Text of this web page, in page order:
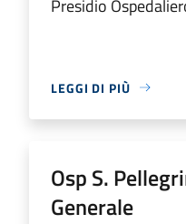
Presidio
LEGGI DI PIÙ
Osp S.
Generale